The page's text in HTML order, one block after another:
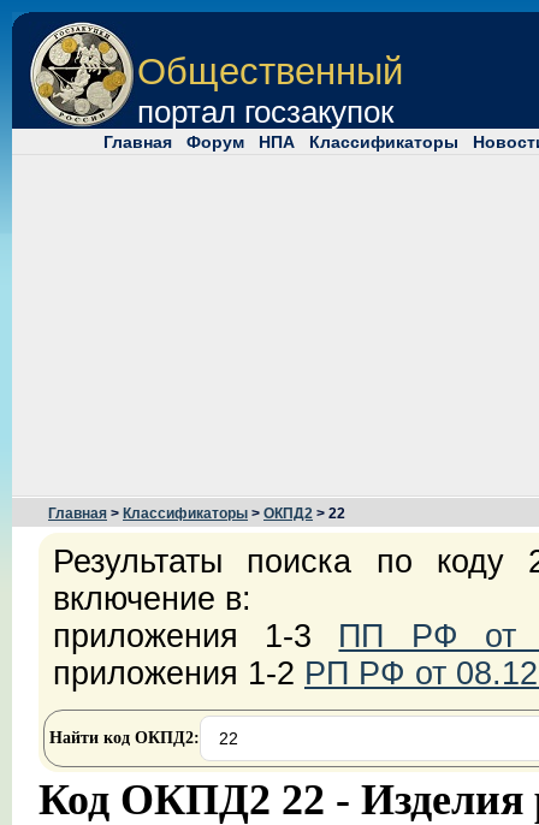
Общественный
портал госзакупок
Главная Форум НПА Классификаторы
Главная > Классификаторы > ОКПД2 > 22
Результаты поиска по коду
включение в:
приложения 1-3 ПП РФ от
приложения 1-2 РП РФ от
Найти код ОКПД2:
Код ОКПД2 22 - Изделия